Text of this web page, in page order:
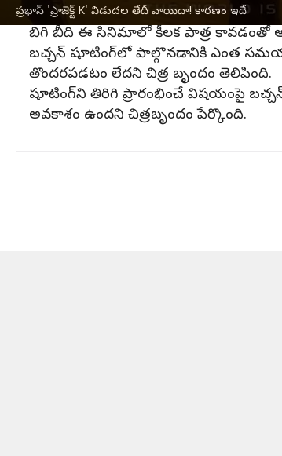
ప్రభాస్ 'ప్రాజెక్ట్ K' విడుదల తేదీ వాయిదా! కారణం ఇదే
ఒక వేళ అమితాబ్ గాయాల నుంచి కోలుకున్నా,
బిగి బీది ఈ సినిమాలో కీలక పాత్ర కావడంతో
బచ్చన్ షూటింగ్‌లో పాల్గొనడానికి ఎంత
తొందరపడటం లేదని చిత్ర బృందం తెలిపింది.
షూటింగ్‌ని తిరిగి ప్రారంభించే విషయంపై
అవకాశం ఉందని చిత్రబృందం పేర్కొంది.